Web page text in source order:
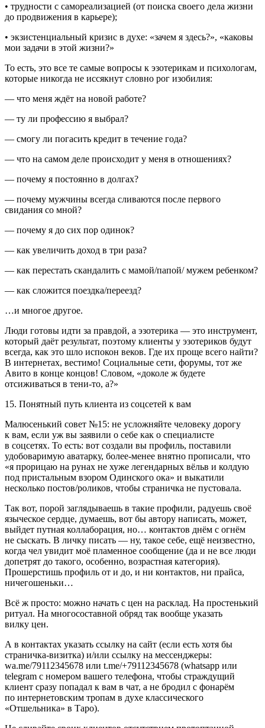
• трудности с самореализацией (от поиска своего дела жизни
до продвижения в карьере);
• экзистенциальный кризис в духе: «зачем я здесь?», «каковы
мои задачи в этой жизни?»
То есть, это все те самые вопросы к эзотерикам и психологам,
которые никогда не иссякнут словно рог изобилия:
— что меня ждёт на новой работе?
— ту ли профессию я выбрал?
— смогу ли погасить кредит в течение года?
— что на самом деле происходит у меня в отношениях?
— почему я постоянно в долгах?
— почему мужчины всегда сливаются после первого
свидания со мной?
— почему я до сих пор одинок?
— как увеличить доход в три раза?
— как перестать скандалить с мамой/папой/ мужем ребенком?
— как сложится поездка/переезд?
…и многое другое.
Люди готовы идти за правдой, а эзотерика — это инструмент,
который даёт результат, поэтому клиенты у эзотериков будут
всегда, как это шло испокон веков. Где их проще всего найти?
В интернетах, вестимо! Социальные сети, форумы, тот же
Авито в конце концов! Словом, «доколе ж будете
отсиживаться в тени-то, а?»
15. Понятный путь клиента из соцсетей к вам
Малюсенький совет №15: не усложняйте человеку дорогу
к вам, если уж вы заявили о себе как о специалисте
в соцсетях. То есть: вот создали вы профиль, поставили
удобоваримую аватарку, более-менее внятно прописали, что
«я прорицаю на рунах не хуже легендарных вёльв и колдую
под пристальным взором Одинского ока» и выкатили
несколько постов/роликов, чтобы страничка не пустовала.
Так вот, порой заглядываешь в такие профили, радуешь своё
языческое сердце, думаешь, вот бы автору написать, может,
выйдет путная коллаборация, но… контактов днём с огнём
не сыскать. В личку писать — ну, такое себе, ещё неизвестно,
когда чел увидит моё пламенное сообщение (да и не все люди
допетрят до такого, особенно, возрастная категория).
Прошерстишь профиль от и до, и ни контактов, ни прайса,
ничегошеньки…
Всё ж просто: можно начать с цен на расклад. На простенький
ритуал. На многосоставной обряд так вообще указать
вилку цен.
А в контактах указать ссылку на сайт (если есть хотя бы
страничка-визитка) и/или ссылку на мессенджеры:
wa.me/79112345678 или t.me/+79112345678 (whatsapp или
telegram с номером вашего телефона, чтобы страждущий
клиент сразу попадал к вам в чат, а не бродил с фонарём
по интернетовским тропам в духе классического
«Отшельника» в Таро).